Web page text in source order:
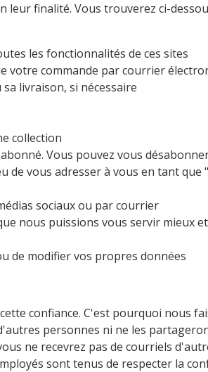
finalité. Vous trouverez ci-
les fonctionnalités de ces sites
votre commande par courrier
livraison, si nécessaire
collection
Vous pouvez vous
de vous adresser à vous en tant que
sociaux ou par courrier
nous puissions vous servir mieux
de modifier vos propres données
confiance. C'est pourquoi nous
personnes ni ne les
ne recevrez pas de courriels
sont tenus de respecter la